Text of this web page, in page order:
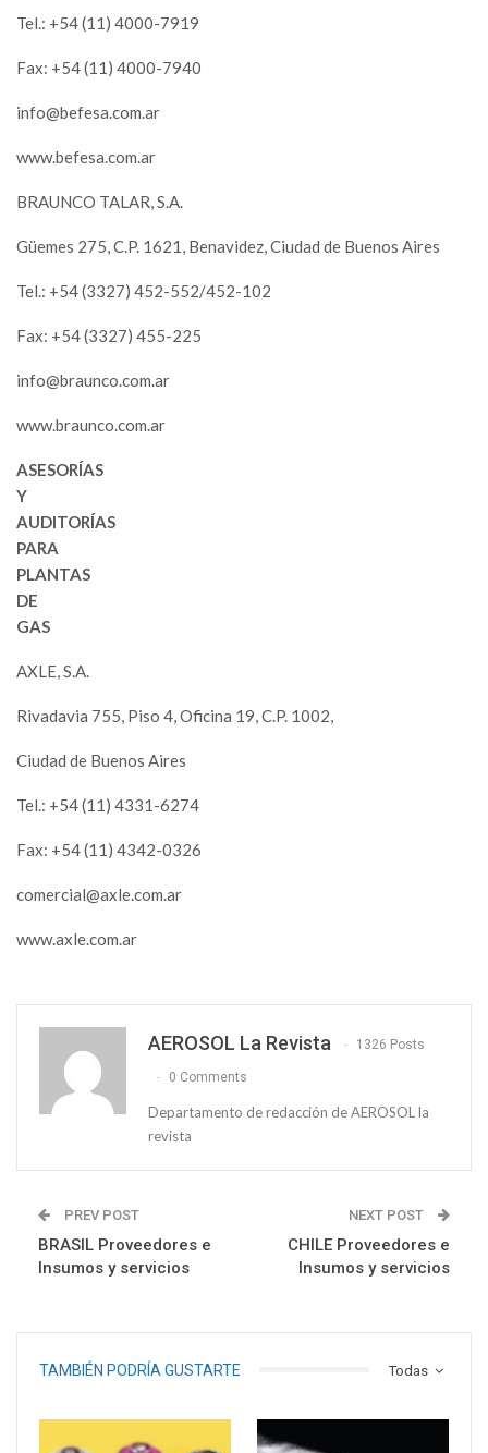
Tel.: +54 (11) 4000-7919
Fax: +54 (11) 4000-7940
info@befesa.com.ar
www.befesa.com.ar
BRAUNCO TALAR, S.A.
Güemes 275, C.P. 1621, Benavidez, Ciudad de Buenos Aires
Tel.: +54 (3327) 452-552/452-102
Fax: +54 (3327) 455-225
info@braunco.com.ar
www.braunco.com.ar
ASESORÍAS
Y
AUDITORÍAS
PARA
PLANTAS
DE
GAS
AXLE, S.A.
Rivadavia 755, Piso 4, Oficina 19, C.P. 1002,
Ciudad de Buenos Aires
Tel.: +54 (11) 4331-6274
Fax: +54 (11) 4342-0326
comercial@axle.com.ar
www.axle.com.ar
AEROSOL La Revista 1326 Posts
0 Comments
Departamento de redacción de AEROSOL la
revista
PREV POST
BRASIL Proveedores e
Insumos y servicios
NEXT POST
CHILE Proveedores e
Insumos y servicios
Todas
TAMBIÉN PODRÍA GUSTARTE